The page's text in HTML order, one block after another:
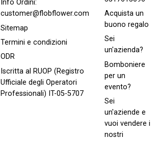
Info Ordini:
customer@flobflower.com
Sitemap
Termini e condizioni
ODR
Iscritta al RUOP (Registro
Ufficiale degli Operatori
Professionali) IT-05-5707
Acquista un
buono regalo
Sei
un'azienda?
Bomboniere
per un
evento?
Sei
un'aziende e
vuoi vendere i
nostri